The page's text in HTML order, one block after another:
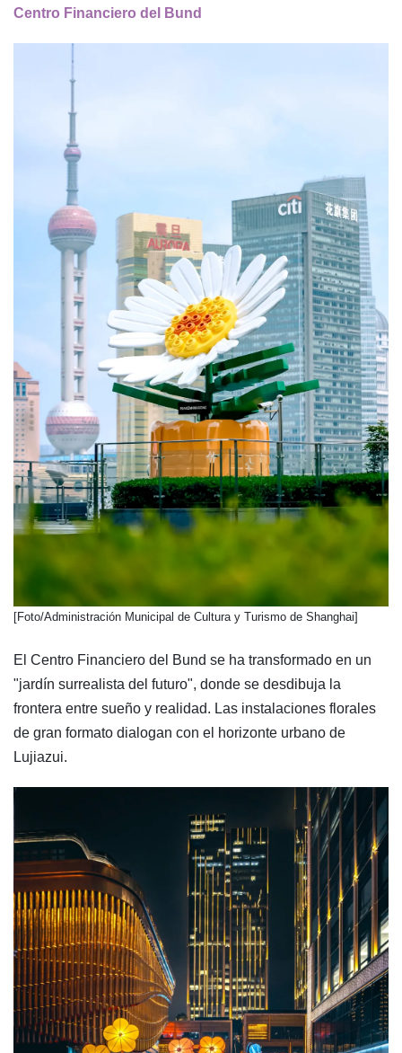
Centro Financiero del Bund
​[Foto/Administración Municipal de Cultura y Turismo de Shanghai]
El Centro Financiero del Bund se ha transformado en un
"jardín surrealista del futuro", donde se desdibuja la
frontera entre sueño y realidad. Las instalaciones florales
de gran formato dialogan con el horizonte urbano de
Lujiazui.